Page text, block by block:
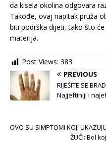
da kisela okolina odgovara
Takođe, ovaj napitak pruža
biti podrška dijeti, tako što
materija.
Post Views: 383
PREVIOUS
RIJEŠITE SE
Najjeftiniji i
OVO SU SIMPTOMI KOJI
ŽUČI: Bol